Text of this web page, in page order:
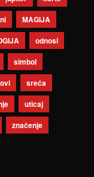
MAGIJA
odnosi
simbol
sreća
uticaj
značenje